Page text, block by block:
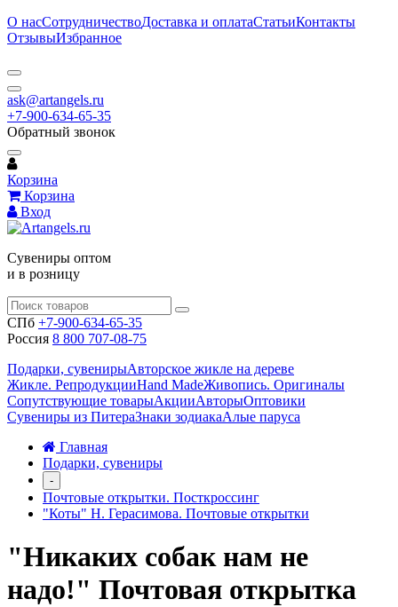
О насСотрудничествоДоставка и оплатаСтатьиКонтакты
ОтзывыИзбранное
ask@artangels.ru
+7-900-634-65-35
Обратный звонок
Корзина
Корзина
Вход
Сувениры оптом
и в розницу
СПб +7-900-634-65-35
Россия 8 800 707-08-75
Подарки, сувенирыАвторское жикле на дереве
Жикле. РепродукцииHand MadeЖивопись. Оригиналы
Сопутствующие товарыАкцииАвторыОптовики
Сувениры из ПитераЗнаки зодиакаАлые паруса
Главная
Подарки, сувениры
-
Почтовые открытки. Посткроссинг
"Коты" Н. Герасимова. Почтовые открытки
"Никаких собак нам не
надо!" Почтовая открытка